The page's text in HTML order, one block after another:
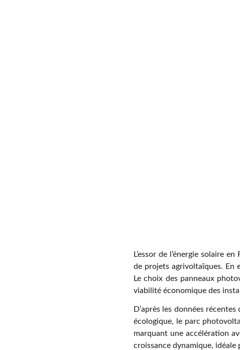
L’essor de l’énergie solaire
de projets agrivoltaïques. En
Le choix des panneaux
viabilité économique des
D’après les données
écologique, le parc
marquant une accélération
croissance dynamique, idéale